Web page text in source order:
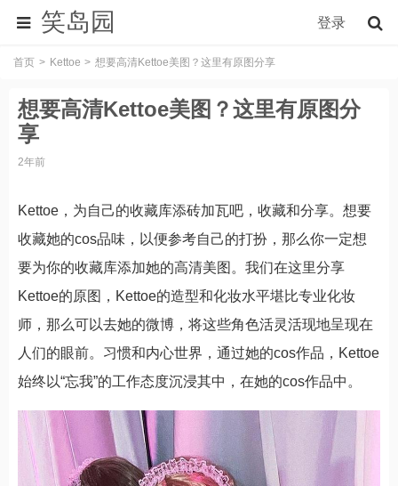
笑岛园 登录
首页 Kettoe 想要高清Kettoe美图？这里有原图分享
想要高清Kettoe美图？这里有原图分
享
2年前
Kettoe，为自己的收藏库添砖加瓦吧，收藏和分享。想要
收藏她的cos品味，以便参考自己的打扮，那么你一定想
要为你的收藏库添加她的高清美图。我们在这里分享
Kettoe的原图，Kettoe的造型和化妆水平堪比专业化妆
师，那么可以去她的微博，将这些角色活灵活现地呈现在
人们的眼前。习惯和内心世界，通过她的cos作品，Kettoe
始终以“忘我”的工作态度沉浸其中，在她的cos作品中。